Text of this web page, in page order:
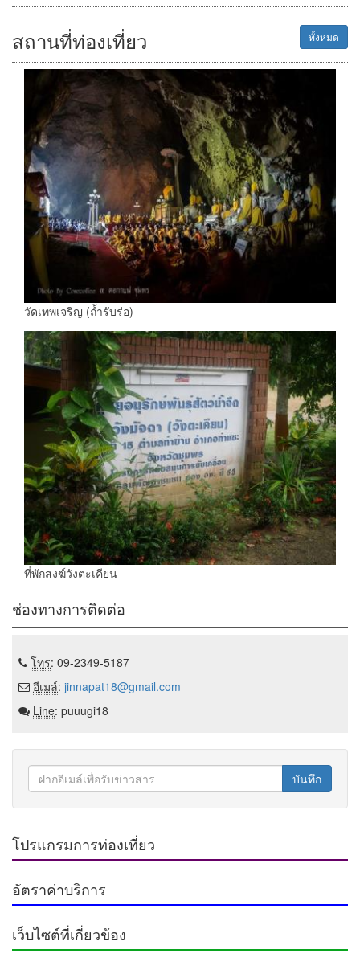
สถานที่ท่องเที่ยว ทั้งหมด
วัดเทพเจริญ (ถ้ำรับร่อ)
ที่พักสงฆ์วังตะเคียน
ช่องทางการติดต่อ
โทร: 09-2349-5187
อีเมล์: jinnapat18@gmail.com
Line: puuugi18
บันทึก
โปรแกรมการท่องเที่ยว
อัตราค่าบริการ
เว็บไซต์ที่เกี่ยวข้อง